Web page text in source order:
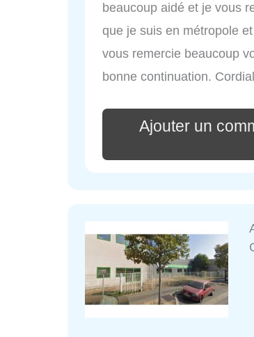
beaucoup aidé et je vous
que je suis en métropole
vous remercie beaucoup
bonne continuation.
Ajouter un